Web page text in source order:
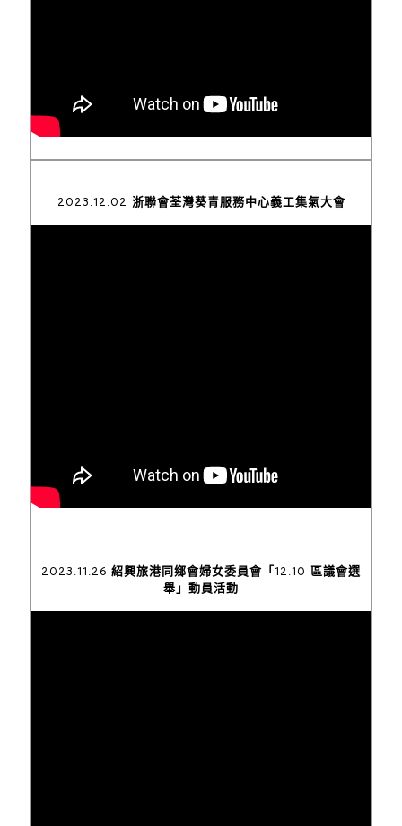
2023.12.02 浙聯會荃灣葵青服務中心義工集氣大會
2023.11.26 紹興旅港同鄉會婦女委員會「12.10 區議會選
舉」動員活動